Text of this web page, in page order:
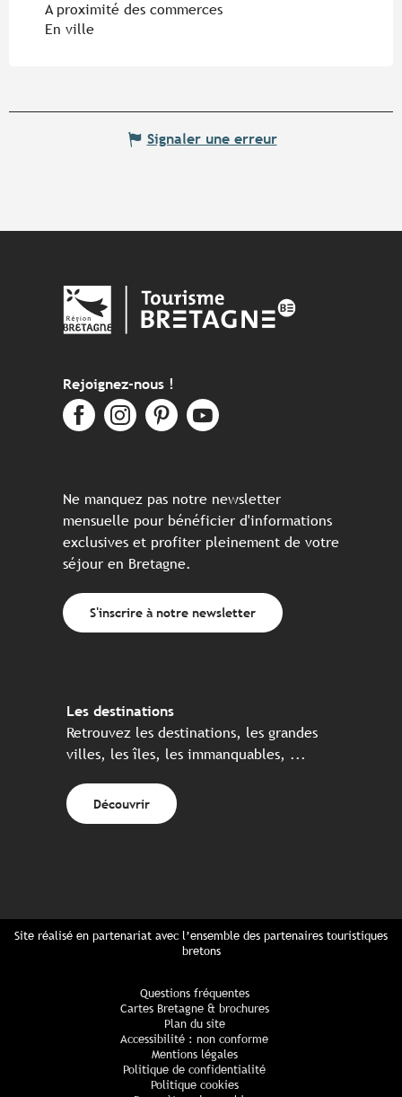
A proximité des commerces
En ville
Signaler une erreur
Rejoignez-nous !
Ne manquez pas notre newsletter
mensuelle pour bénéficier d'informations
exclusives et profiter pleinement de votre
séjour en Bretagne.
S'inscrire à notre newsletter
Les destinations
Retrouvez les destinations, les grandes
villes, les îles, les immanquables, ...
Découvrir
Site réalisé en partenariat avec l’ensemble des partenaires touristiques
bretons
Questions fréquentes
Cartes Bretagne & brochures
Plan du site
Accessibilité : non conforme
Mentions légales
Politique de confidentialité
Politique cookies